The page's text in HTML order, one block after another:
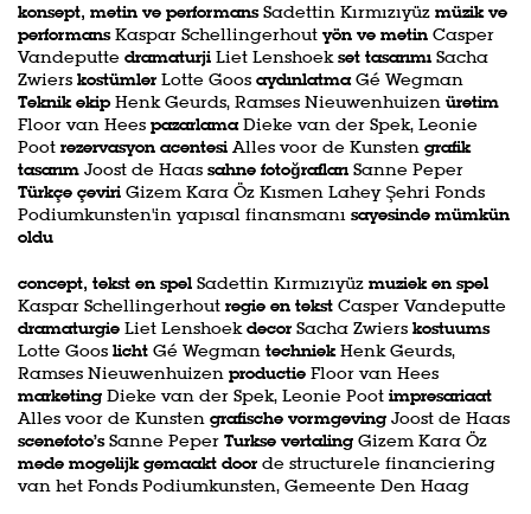
konsept, metin ve performansSadettin Kırmızıyüz müzik ve
performansKaspar Schellingerhout yön ve metin Casper
Vandeputte dramaturji Liet Lenshoekset tasarımı Sacha
Zwiers kostümler Lotte Goos aydınlatmaGé Wegman
Teknik ekipHenk Geurds, Ramses Nieuwenhuizen üretim
Floor van Hees pazarlamaDieke van der Spek, Leonie
Poot rezervasyon acentesiAlles voor de Kunsten grafik
tasarım Joost de Haas sahne fotoğrafları Sanne Peper
Türkçe çeviri Gizem Kara Öz Kısmen Lahey Şehri Fonds
Podiumkunsten'in yapısal finansmanı sayesinde mümkün
oldu
concept, tekst en spel Sadettin Kırmızıyüz muziek en spel
Kaspar Schellingerhout regie en tekst Casper Vandeputte
dramaturgie Liet Lenshoekdecor Sacha Zwiers kostuums
Lotte Goos licht Gé Wegman techniekHenk Geurds,
Ramses Nieuwenhuizen productie Floor van Hees
marketing Dieke van der Spek, Leonie Poot impresariaat
Alles voor de Kunsten grafische vormgeving Joost de Haas
scenefoto’sSanne Peper Turkse vertaling Gizem Kara Öz
mede mogelijk gemaakt door de structurele financiering
van het Fonds Podiumkunsten, Gemeente Den Haag